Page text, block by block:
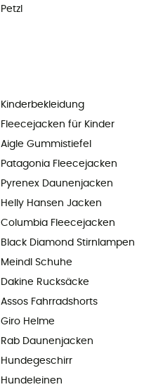
Petzl
Kinderbekleidung
Fleecejacken für Kinder
Aigle Gummistiefel
Patagonia Fleecejacken
Pyrenex Daunenjacken
Helly Hansen Jacken
Columbia Fleecejacken
Black Diamond Stirnlampen
Meindl Schuhe
Dakine Rucksäcke
Assos Fahrradshorts
Giro Helme
Rab Daunenjacken
Hundegeschirr
Hundeleinen